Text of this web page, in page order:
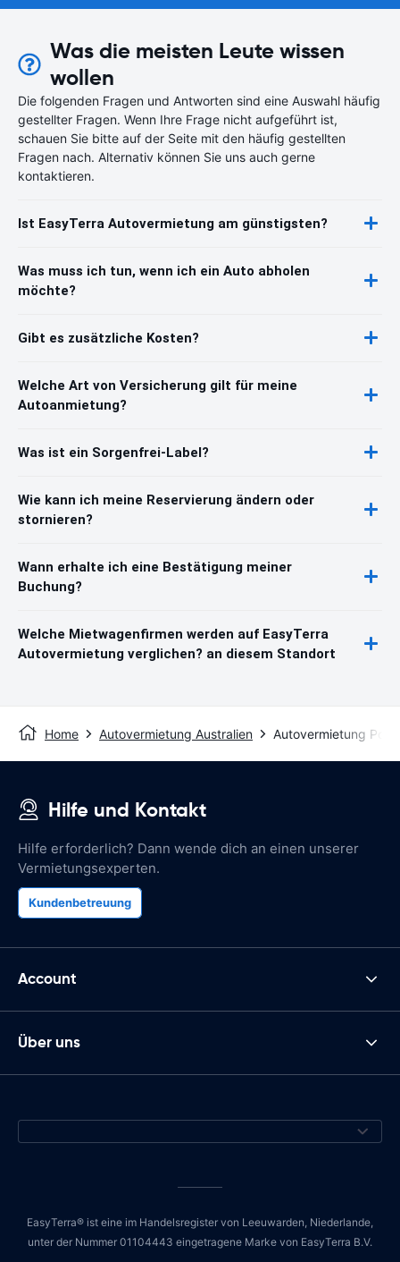
Was die meisten Leute wissen
wollen
Die folgenden Fragen und Antworten sind eine Auswahl häufig
gestellter Fragen. Wenn Ihre Frage nicht aufgeführt ist,
schauen Sie bitte auf der Seite mit den häufig gestellten
Fragen nach. Alternativ können Sie uns auch gerne
kontaktieren.
Ist EasyTerra Autovermietung am günstigsten?
Was muss ich tun, wenn ich ein Auto abholen
möchte?
Gibt es zusätzliche Kosten?
Welche Art von Versicherung gilt für meine
Autoanmietung?
Was ist ein Sorgenfrei-Label?
Wie kann ich meine Reservierung ändern oder
stornieren?
Wann erhalte ich eine Bestätigung meiner
Buchung?
Welche Mietwagenfirmen werden auf EasyTerra
Autovermietung verglichen? an diesem Standort
Home Autovermietung Australien Autovermietung
Hilfe und Kontakt
Hilfe erforderlich? Dann wende dich an einen unserer
Vermietungsexperten.
Kundenbetreuung
Account
Über uns
EasyTerra® ist eine im Handelsregister von Leeuwarden, Niederlande,
unter der Nummer 01104443 eingetragene Marke von EasyTerra B.V.